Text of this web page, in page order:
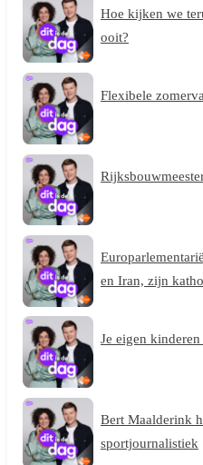
Hoe kijken we
ooit?
Flexibele
en Iran, zijn
Je eigen
Bert Maalderink
sportjournalistiek